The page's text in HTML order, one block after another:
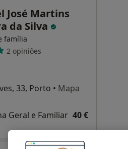
José Martins
da Silva
família
2 opiniões
33, Porto • Mapa
Geral e Familiar 40 €